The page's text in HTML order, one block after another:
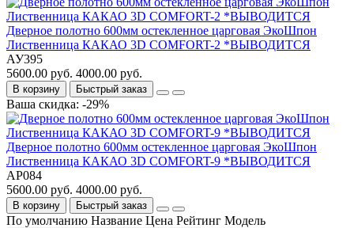
Дверное полотно 600мм остекленное царговая ЭкоШпон
Лиственница КАКАО 3D COMFORT-2 *ВЫВОДИТСЯ
АУ395
5600.00 руб. 4000.00 руб.
В корзину Быстрый заказ
Ваша скидка: -29%
Дверное полотно 600мм остекленное царговая ЭкоШпон
Лиственница КАКАО 3D COMFORT-9 *ВЫВОДИТСЯ
АР084
5600.00 руб. 4000.00 руб.
В корзину Быстрый заказ
По умолчанию Название Цена Рейтинг Модель